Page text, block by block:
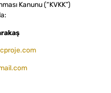
Kanunu (“KVKK”)